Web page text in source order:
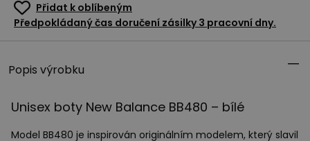
Přidat k oblíbeným
Předpokládaný čas doručení zásilky 3 pracovní dny.
Popis výrobku
Unisex boty New Balance BB480 – bílé
Model BB480 je inspirován originálním modelem, který slavil